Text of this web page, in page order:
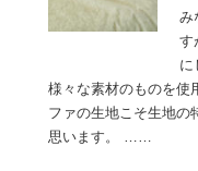
み
す
に
様々な素材のものを使
ファの生地こそ生地の
思います。 ……